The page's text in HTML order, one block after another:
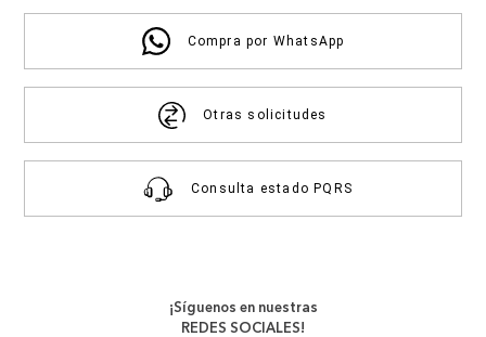
Compra por WhatsApp
Otras solicitudes
Consulta estado PQRS
¡Síguenos en nuestras
REDES SOCIALES!